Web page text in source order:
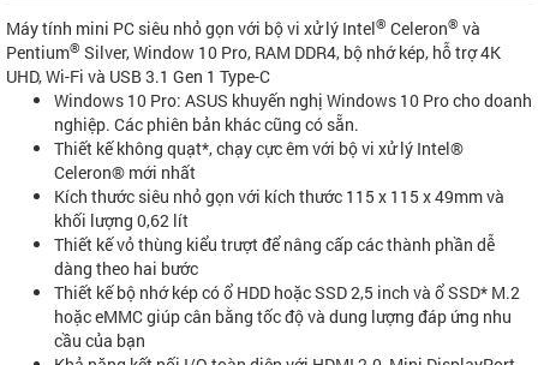
Máy tính mini PC siêu nhỏ gọn với bộ vi xử lý Intel® Celeron® và
Pentium® Silver, Window 10 Pro, RAM DDR4, bộ nhớ kép, hỗ trợ 4K
UHD, Wi-Fi và USB 3.1 Gen 1 Type-C
Windows 10 Pro: ASUS khuyến nghị Windows 10 Pro cho doanh
nghiệp. Các phiên bản khác cũng có sẵn.
Thiết kế không quạt*, chạy cực êm với bộ vi xử lý Intel®
Celeron® mới nhất
Kích thước siêu nhỏ gọn với kích thước 115 x 115 x 49mm và
khối lượng 0,62 lít
Thiết kế vỏ thùng kiểu trượt để nâng cấp các thành phần dễ
dàng theo hai bước
Thiết kế bộ nhớ kép có ổ HDD hoặc SSD 2,5 inch và ổ SSD* M.2
hoặc eMMC giúp cân bằng tốc độ và dung lượng đáp ứng nhu
cầu của bạn